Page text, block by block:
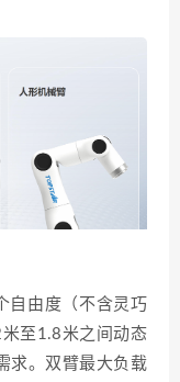
自由度（不含灵巧
至1.8米之间动态
求。双臂最大负载